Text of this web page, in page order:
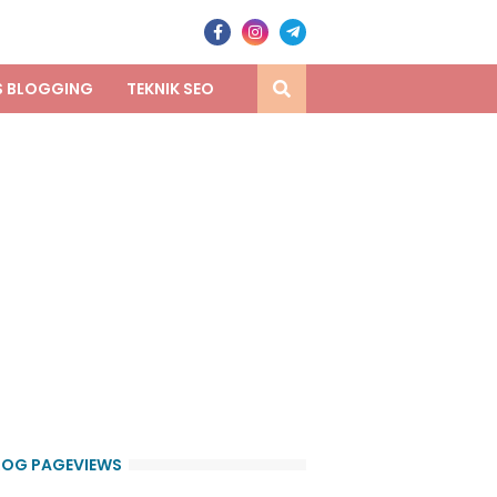
BLOGGING TEKNIK SEO
PAGEVIEWS